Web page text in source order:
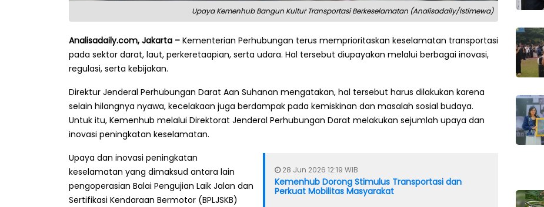
Upaya Kemenhub Bangun Kultur Transportasi Berkeselamatan (Analisadaily/Istimewa)
Analisadaily.com, Jakarta – Kementerian Perhubungan terus memprioritaskan keselamatan transportasi
pada sektor darat, laut, perkeretaapian, serta udara. Hal tersebut diupayakan melalui berbagai inovasi,
regulasi, serta kebijakan.
Direktur Jenderal Perhubungan Darat Aan Suhanan mengatakan, hal tersebut harus dilakukan karena
selain hilangnya nyawa, kecelakaan juga berdampak pada kemiskinan dan masalah sosial budaya.
Untuk itu, Kemenhub melalui Direktorat Jenderal Perhubungan Darat melakukan sejumlah upaya dan
inovasi peningkatan keselamatan.
28 Jun 2026 12:19 WIB
Kemenhub Dorong Stimulus Transportasi dan
Perkuat Mobilitas Masyarakat
Upaya dan inovasi peningkatan
keselamatan yang dimaksud antara lain
pengoperasian Balai Pengujian Laik Jalan dan
Sertifikasi Kendaraan Bermotor (BPLJSKB)